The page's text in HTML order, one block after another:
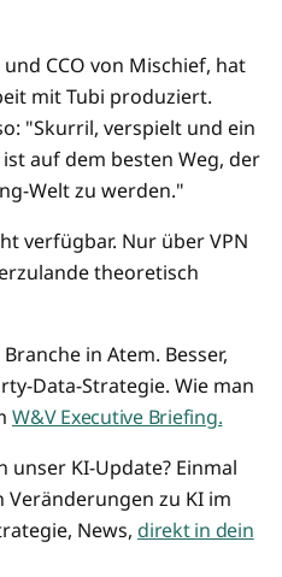
CCO von Mischief, hat
mit Tubi produziert.
"Skurril, verspielt und ein
auf dem besten Weg, der
Welt zu werden."
verfügbar. Nur über VPN
theoretisch
in Atem. Besser,
Data-Strategie. Wie man
W&V Executive Briefing.
unser KI-Update? Einmal
zu KI im
News, direkt in dein